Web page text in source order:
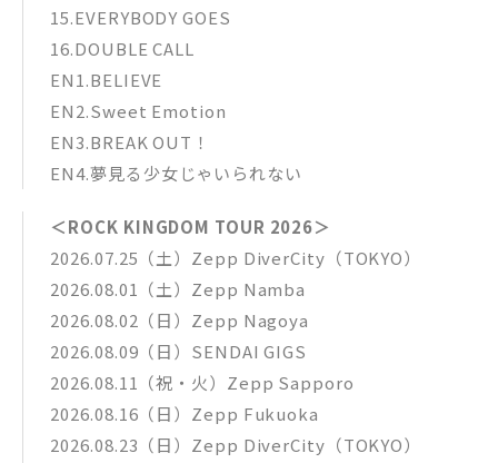
15.EVERYBODY GOES
16.DOUBLE CALL
EN1.BELIEVE
EN2.Sweet Emotion
EN3.BREAK OUT！
EN4.夢見る少女じゃいられない
＜ROCK KINGDOM TOUR 2026＞
2026.07.25（土）Zepp DiverCity（TOKYO）
2026.08.01（土）Zepp Namba
2026.08.02（日）Zepp Nagoya
2026.08.09（日）SENDAI GIGS
2026.08.11（祝・火）Zepp Sapporo
2026.08.16（日）Zepp Fukuoka
2026.08.23（日）Zepp DiverCity（TOKYO）